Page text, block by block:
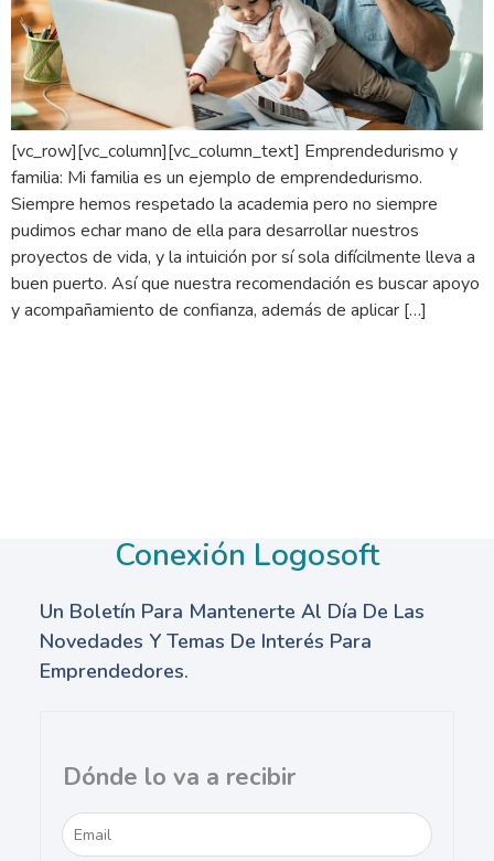
[vc_row][vc_column][vc_column_text] Emprendedurismo y
familia: Mi familia es un ejemplo de emprendedurismo.
Siempre hemos respetado la academia pero no siempre
pudimos echar mano de ella para desarrollar nuestros
proyectos de vida, y la intuición por sí sola difícilmente lleva a
buen puerto. Así que nuestra recomendación es buscar apoyo
y acompañamiento de confianza, además de aplicar […]
Conexión Logosoft
Un Boletín Para Mantenerte Al Día De Las
Novedades Y Temas De Interés Para
Emprendedores.
Dónde lo va a recibir